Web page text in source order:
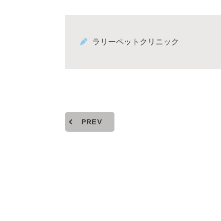
ラリーペットクリニック
PREV